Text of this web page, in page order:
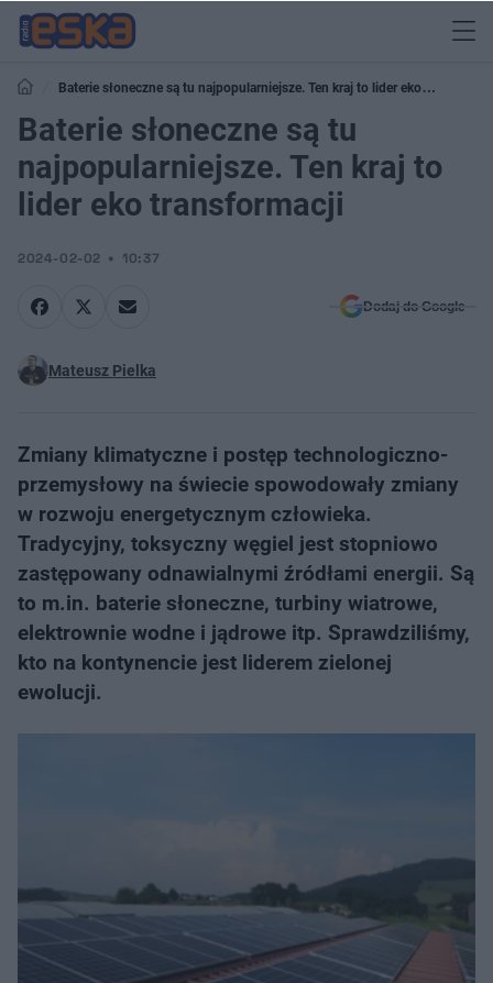
Baterie słoneczne są tu najpopularniejsze. Ten kraj to lider eko
transformacji
Baterie słoneczne są tu
najpopularniejsze. Ten kraj to
lider eko transformacji
2024-02-02 10:37
Dodaj do Google
Mateusz Pielka
Zmiany klimatyczne i postęp technologiczno-
przemysłowy na świecie spowodowały zmiany
w rozwoju energetycznym człowieka.
Tradycyjny, toksyczny węgiel jest stopniowo
zastępowany odnawialnymi źródłami energii. Są
to m.in. baterie słoneczne, turbiny wiatrowe,
elektrownie wodne i jądrowe itp. Sprawdziliśmy,
kto na kontynencie jest liderem zielonej
ewolucji.